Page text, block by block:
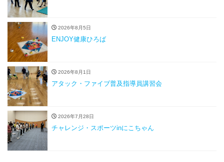
2026年8月5日
ENJOY健康ひろば
2026年8月1日
アタック・ファイブ普及指導員講習会
2026年7月28日
チャレンジ・スポーツinにこちゃん